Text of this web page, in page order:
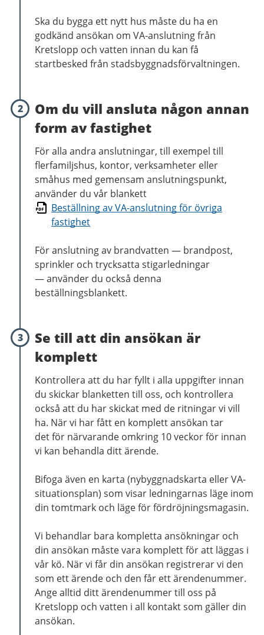
Ska du bygga ett nytt hus måste du ha en
godkänd ansökan om VA-anslutning från
Kretslopp och vatten innan du kan få
startbesked från stadsbyggnadsförvaltningen.
2
Om du vill ansluta någon annan
form av fastighet
För alla andra anslutningar, till exempel till
flerfamiljshus, kontor, verksamheter eller
småhus med gemensam anslutningspunkt,
använder du vår blankett
Beställning av VA-anslutning för övriga
fastighet
För anslutning av brandvatten — brandpost,
sprinkler och trycksatta stigarledningar
—använder du också denna
beställningsblankett.
3
Se till att din ansökan är
komplett
Kontrollera att du har fyllt i alla uppgifter innan
du skickar blanketten till oss, och kontrollera
också att du har skickat med de ritningar vi vill
ha. När vi har fått en komplett ansökan tar
det för närvarande omkring 10 veckor för innan
vi kan behandla ditt ärende.
Bifoga även en karta (nybyggnadskarta eller VA-
situationsplan) som visar ledningarnas läge inom
din tomtmark och läge för fördröjningsmagasin.
Vi behandlar bara kompletta ansökningar och
din ansökan måste vara komplett för att läggas i
vår kö. När vi får din ansökan registrerar vi den
som ett ärende och den får ett ärendenummer.
Ange alltid ditt ärendenummer till oss på
Kretslopp och vatten i all kontakt som gäller din
ansökan.